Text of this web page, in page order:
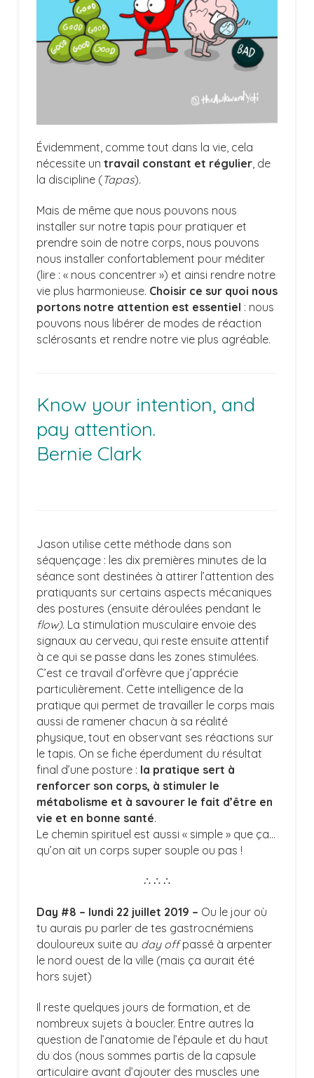
Évidemment, comme tout dans la vie, cela
nécessite un travail constant et régulier, de
la discipline (Tapas).
Mais de même que nous pouvons nous
installer sur notre tapis pour pratiquer et
prendre soin de notre corps, nous pouvons
nous installer confortablement pour méditer
(lire : « nous concentrer ») et ainsi rendre notre
vie plus harmonieuse. Choisir ce sur quoi nous
portons notre attention est essentiel : nous
pouvons nous libérer de modes de réaction
sclérosants et rendre notre vie plus agréable.
Know your intention, and
pay attention.
Bernie Clark
Jason utilise cette méthode dans son
séquençage : les dix premières minutes de la
séance sont destinées à attirer l’attention des
pratiquants sur certains aspects mécaniques
des postures (ensuite déroulées pendant le
flow).La stimulation musculaire envoie des
signaux au cerveau, qui reste ensuite attentif
à ce qui se passe dans les zones stimulées.
C’est ce travail d’orfèvre que j’apprécie
particulièrement. Cette intelligence de la
pratique qui permet de travailler le corps mais
aussi de ramener chacun à sa réalité
physique, tout en observant ses réactions sur
le tapis. On se fiche éperdument du résultat
final d’une posture : la pratique sert à
renforcer son corps, à stimuler le
métabolisme et à savourer le fait d’être en
vie et en bonne santé.
Le chemin spirituel est aussi « simple » que ça…
qu’on ait un corps super souple ou pas !
∴ ∴ ∴
Day #8 – lundi 22 juillet 2019 – Ou le jour où
tu aurais pu parler de tes gastrocnémiens
douloureux suite au day offpassé à arpenter
le nord ouest de la ville (mais ça aurait été
hors sujet)
Il reste quelques jours de formation, et de
nombreux sujets à boucler. Entre autres la
question de l’anatomie de l’épaule et du haut
du dos (nous sommes partis de la capsule
articulaire avant d’ajouter des muscles une